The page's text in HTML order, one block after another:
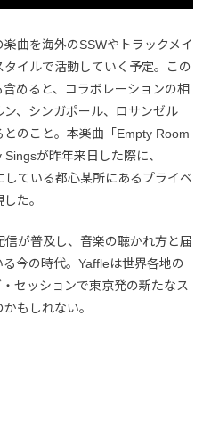
曲を海外のSSWやトラックメイ
イルで活動していく予定。この
めると、コラボレーションの相
、シンガポール、ロサンゼル
のこと。本楽曲「Empty Room
が昨年来日した際に、
している都心某所にあるプライベ
た。
が普及し、音楽の聴かれ方と届
今の時代。Yaffleは世界各地の
セッションで東京発の新たなス
もしれない。